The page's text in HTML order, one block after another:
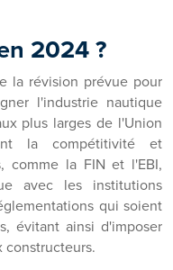
2024 ?
la révision prévue pour
l'industrie nautique
plus larges de l'Union
la compétitivité et
comme la FIN et l'EBI,
avec les institutions
qui soient
évitant ainsi d'imposer
constructeurs.